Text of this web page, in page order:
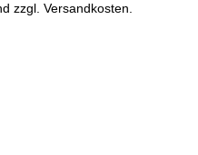
zzgl. Versandkosten.